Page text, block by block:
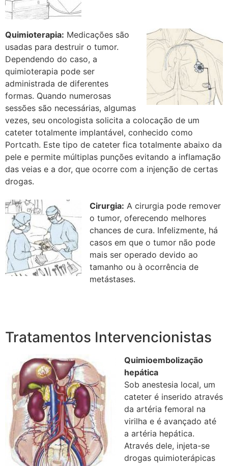
Quimioterapia: Medicações são
usadas para destruir o tumor.
Dependendo do caso, a
quimioterapia pode ser
administrada de diferentes
formas. Quando numerosas
sessões são necessárias, algumas
vezes, seu oncologista solicita a colocação de um
cateter totalmente implantável, conhecido como
Portcath. Este tipo de cateter fica totalmente abaixo da
pele e permite múltiplas punções evitando a inflamação
das veias e a dor, que ocorre com a injenção de certas
drogas.
Cirurgia: A cirurgia pode remover
o tumor, oferecendo melhores
chances de cura. Infelizmente, há
casos em que o tumor não pode
mais ser operado devido ao
tamanho ou à ocorrência de
metástases.
Tratamentos Intervencionistas
Quimioembolização
hepática
Sob anestesia local, um
cateter é inserido através
da artéria femoral na
virilha e é avançado até
a artéria hepática.
Através dele, injeta-se
drogas quimioterápicas